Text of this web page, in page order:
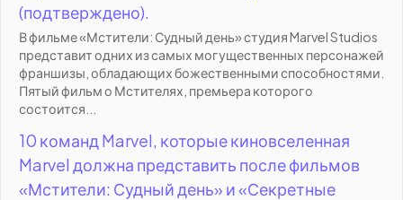
(подтверждено).
В фильме «Мстители: Судный день» студия Marvel Studios
представит одних из самых могущественных персонажей
франшизы, обладающих божественными способностями.
Пятый фильм о Мстителях, премьера которого
состоится...
10 команд Marvel, которые киновселенная
Marvel должна представить после фильмов
«Мстители: Судный день» и «Секретные